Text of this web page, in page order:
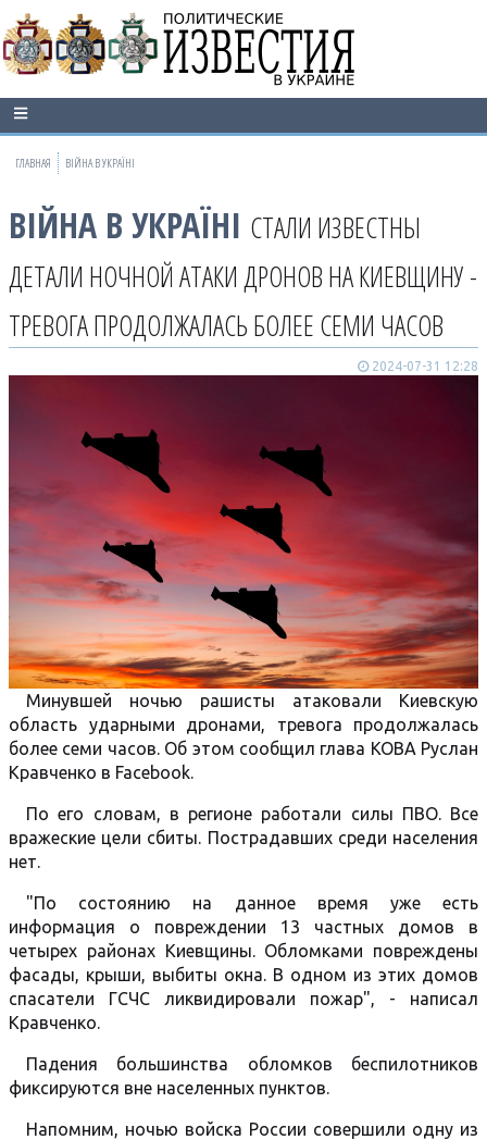
ГЛАВНАЯ ВІЙНА В УКРАЇНІ
ВІЙНА В УКРАЇНІ СТАЛИ ИЗВЕСТНЫ
ДЕТАЛИ НОЧНОЙ АТАКИ ДРОНОВ НА КИЕВЩИНУ -
ТРЕВОГА ПРОДОЛЖАЛАСЬ БОЛЕЕ СЕМИ ЧАСОВ
2024-07-31 12:28
Минувшей ночью рашисты атаковали Киевскую
область ударными дронами, тревога продолжалась
более семи часов. Об этом сообщил глава КОВА Руслан
Кравченко в Facebook.
По его словам, в регионе работали силы ПВО. Все
вражеские цели сбиты. Пострадавших среди населения
нет.
"По состоянию на данное время уже есть
информация о повреждении 13 частных домов в
четырех районах Киевщины. Обломками повреждены
фасады, крыши, выбиты окна. В одном из этих домов
спасатели ГСЧС ликвидировали пожар", - написал
Кравченко.
Падения большинства обломков беспилотников
фиксируются вне населенных пунктов.
Напомним, ночью войска России совершили одну из